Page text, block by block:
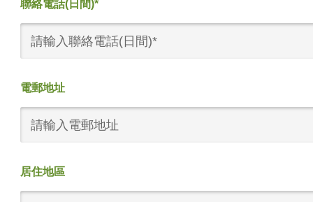
聯絡電話(日間)*
電郵地址
居住地區